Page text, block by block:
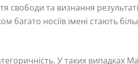
свободи та визнання
багато носіїв імені стають
У таких випадках